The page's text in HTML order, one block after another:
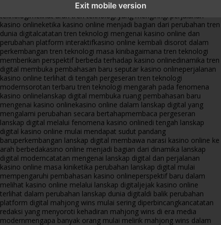
Exit mobile version
kasino online muncul seiring pergeseran tren platform
teknologimelihat arah tren teknologi yang mengiringi perjalanan
kasino onlineketika kasino online menjadi bagian dari perubahan tren
dunia digitalcatatan tren teknologi mengenai kasino online dan
perubahan platform interaktifkasino online kembali disorot dalam
perkembangan tren teknologi masa kinibagaimana tren teknologi
memberikan perspektif berbeda terhadap kasino onlinedinamika tren
digital membuka pembahasan baru seputar kasino onlineperjalanan
kasino online terlihat di tengah pergeseran tren teknologi
modernsorotan terbaru tren teknologi mengarah pada fenomena
kasino onlinelanskap digital membuka ruang pembahasan baru
mengenai kasino onlinekasino online dalam lanskap digital yang
mengalami perubahan secara bertahapmembaca pergeseran
lanskap digital melalui fenomena kasino onlinedi tengah lanskap
digital kasino online mulai mendapat sudut pandang
baruperkembangan lanskap digital membawa narasi kasino online ke
arah berbedakasino online menjadi bagian dari dinamika lanskap
digital moderncatatan mengenai lanskap digital dan perjalanan
kasino online masa kiniketika perubahan lanskap digital mulai
mempengaruhi pembahasan kasino onlineperspektif baru dalam
melihat kasino online melalui lanskap digitaljejak kasino online
terlihat dalam perubahan lanskap dunia digitaldi balik perubahan
platform digital mahjong wins mulai sering diperbincangkancatatan
redaksi yang menyoroti kehadiran mahjong wins di era media
modernmengapa banyak orang mulai melirik mahjong wins dalam